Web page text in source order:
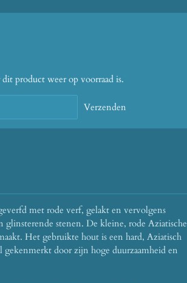
product weer op voorraad is.
Verzenden
met rode verf, gelakt en vervolgens
glinsterende stenen. De kleine, rode Aziatische
Het gebruikte hout is een hard, Aziatisch
door zijn hoge duurzaamheid en